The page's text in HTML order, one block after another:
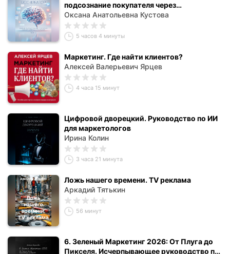
подсознание покупателя через
когнитивные искажения. Том 2
Оксана Анатольевна Кустова
5 часов 4 минуты
Маркетинг. Где найти клиентов?
Алексей Валерьевич Ярцев
4 часа 15 минут
Цифровой дворецкий. Руководство по ИИ
для маркетологов
Ирина Колин
3 часа 21 минута
Ложь нашего времени. TV реклама
Аркадий Тятькин
56 минут
6. Зеленый Маркетинг 2026: От Плуга до
Пикселя. Исчерпывающее руководство по